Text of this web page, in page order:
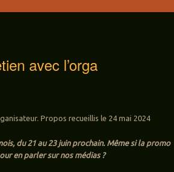
avec l’orga
Propos recueillis le 24 mai 2024
du 21 au 23 juin prochain. Même si la promo
en parler sur nos médias ?